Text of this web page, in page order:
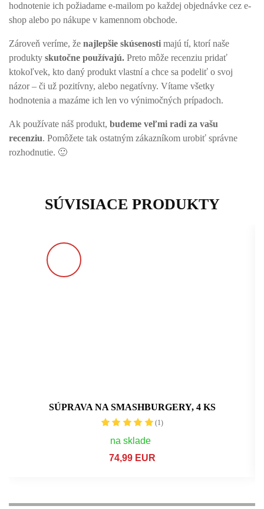
hodnotenie ich požiadame e-mailom po každej objednávke cez e-
shop alebo po nákupe v kamennom obchode.
Zároveň veríme, že najlepšie skúsenosti majú tí, ktorí naše
produkty skutočne používajú. Preto môže recenziu pridať
ktokoľvek, kto daný produkt vlastní a chce sa podeliť o svoj
názor – či už pozitívny, alebo negatívny. Vítame všetky
hodnotenia a mazáme ich len vo výnimočných prípadoch.
Ak používate náš produkt, budeme veľmi radi za vašu
recenziu. Pomôžete tak ostatným zákazníkom urobiť správne
rozhodnutie. 🙂
SÚVISIACE PRODUKTY
SÚPRAVA NA SMASHBURGERY, 4 KS
(1)
na sklade
74,99 EUR